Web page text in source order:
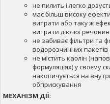
не пилить і легко
має більш високу
витрати або таку ж
витрати діючої
не забиває фільтри та
водорозчинних пакетів
не містить каолін
формуляціях) у своєму
накопичується на
обприскування
МЕХАНІЗМ ДІЇ: